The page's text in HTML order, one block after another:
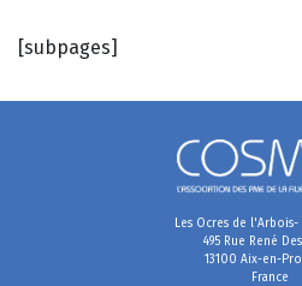
[subpages]
Les Ocres de
495 Rue René
13100 Aix-en-
France